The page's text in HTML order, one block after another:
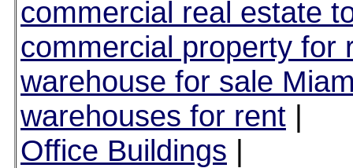
commercial real estate
commercial property for
warehouse for sale
warehouses for rent |
Office Buildings |